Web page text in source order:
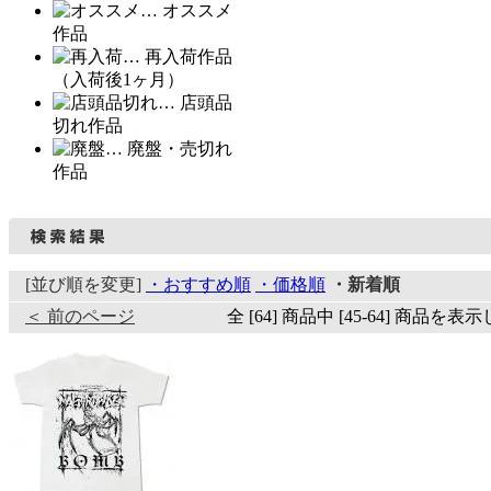
… オススメ
作品
… 再入荷作品
（入荷後1ヶ月）
… 店頭品
切れ作品
… 廃盤・売切れ
作品
[並び順を変更] ・おすすめ順 ・価格順
・新着順
＜ 前のページ
全 [64] 商品中 [45-64] 商品を表示